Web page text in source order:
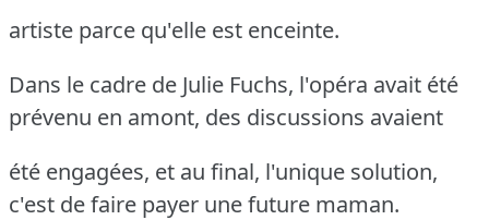
artiste parce qu'elle est enceinte.
Dans le cadre de Julie Fuchs, l'opéra avait été
prévenu en amont, des discussions avaient
été engagées, et au final, l'unique solution,
c'est de faire payer une future maman.